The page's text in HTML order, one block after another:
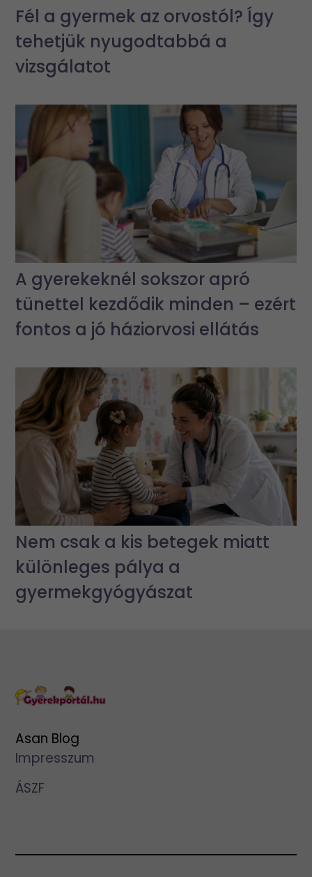
Fél a gyermek az orvostól? Így
tehetjük nyugodtabbá a
vizsgálatot
A gyerekeknél sokszor apró
tünettel kezdődik minden – ezért
fontos a jó háziorvosi ellátás
Nem csak a kis betegek miatt
különleges pálya a
gyermekgyógyászat
Asan Blog
Impresszum
ÁSZF